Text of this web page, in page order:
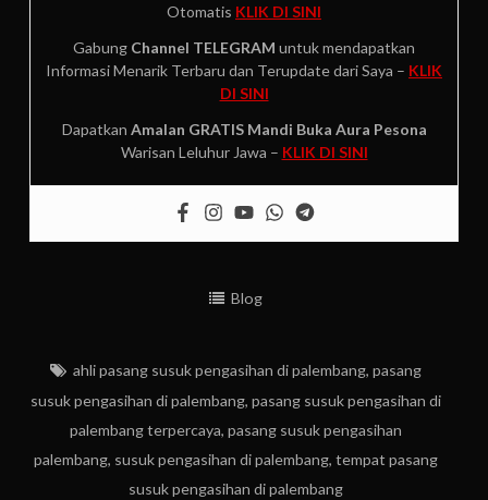
Otomatis KLIK DI SINI
Gabung Channel TELEGRAM untuk mendapatkan
Informasi Menarik Terbaru dan Terupdate dari Saya – KLIK
DI SINI
Dapatkan Amalan GRATIS Mandi Buka Aura Pesona
Warisan Leluhur Jawa – KLIK DI SINI
Blog
ahli pasang susuk pengasihan di palembang,pasang
susuk pengasihan di palembang, pasang susuk pengasihan di
palembang terpercaya, pasang susuk pengasihan
palembang, susuk pengasihan di palembang, tempat pasang
susuk pengasihan di palembang